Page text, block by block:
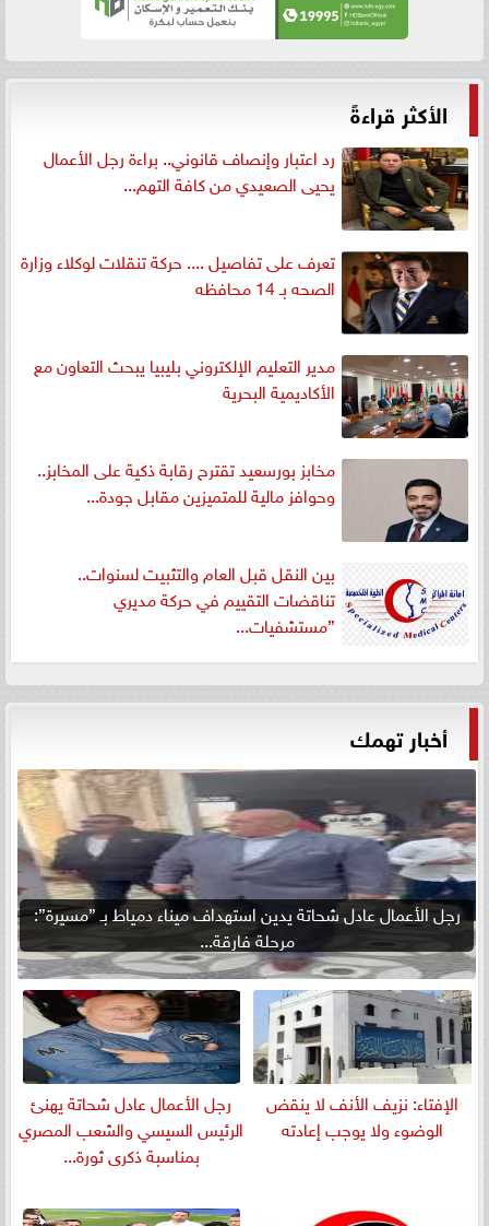
الأكثر قراءةً
رد اعتبار وإنصاف قانوني.. براءة رجل الأعمال
يحيى الصعيدي من كافة التهم...
تعرف على تفاصيل .... حركة تنقلات لوكلاء وزارة
الصحه بـ 14 محافظه
مدير التعليم الإلكتروني بليبيا يبحث التعاون مع
الأكاديمية البحرية
مخابز بورسعيد تقترح رقابة ذكية على المخابز..
وحوافز مالية للمتميزين مقابل جودة...
بين النقل قبل العام والتثبيت لسنوات..
تناقضات التقييم في حركة مديري
”مستشفيات...
أخبار تهمك
رجل الأعمال عادل شحاتة يدين استهداف ميناء دمياط بـ ”مسيرة”:
مرحلة فارقة...
الإفتاء: نزيف الأنف لا ينقض
الوضوء ولا يوجب إعادته
رجل الأعمال عادل شحاتة يهنئ
الرئيس السيسي والشعب المصري
بمناسبة ذكرى ثورة...